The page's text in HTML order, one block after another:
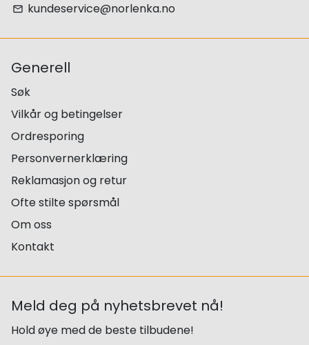
email kundeservice@norlenka.no
Generell
Søk
Vilkår og betingelser
Ordresporing
Personvernerklæring
Reklamasjon og retur
Ofte stilte spørsmål
Om oss
Kontakt
Meld deg på nyhetsbrevet nå!
Hold øye med de beste tilbudene!